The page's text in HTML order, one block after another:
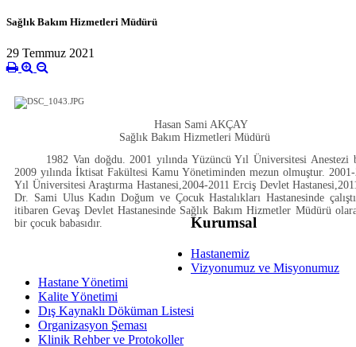
Sağlık Bakım Hizmetleri Müdürü
29 Temmuz 2021
Hasan Sami AKÇAY
Sağlık Bakım Hizmetleri Müdürü
1982 Van doğdu. 2001 yılında Yüzüncü Yıl Üniversitesi Anestezi
2009 yılında İktisat Fakültesi Kamu Yönetiminden mezun olmuştur.
Yıl Üniversitesi Araştırma Hastanesi,2004-2011 Erciş Devlet
Dr. Sami Ulus Kadın Doğum ve Çocuk Hastalıkları Hastanesinde
itibaren Gevaş Devlet Hastanesinde Sağlık Bakım Hizmetler Müdürü
bir çocuk babasıdır.
Kurumsal
Hastanemiz
Vizyonumuz ve Misyonumuz
Hastane Yönetimi
Kalite Yönetimi
Dış Kaynaklı Döküman Listesi
Organizasyon Şeması
Klinik Rehber ve Protokoller